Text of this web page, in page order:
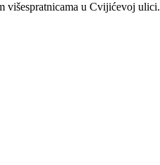
višespratnicama u Cvijićevoj ulici.